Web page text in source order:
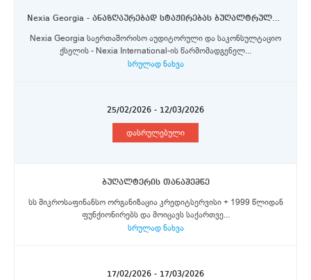
Nexia Georgia - ანაზღაურებად სტაჟირებას ბუღალტრული აღრიცხვისა და რეპორტინგის დეპარტამენტში
Nexia Georgia საერთაშორისო აუდიტორული და საკონსულტაციო
ქსელის - Nexia International-ის წარმომადგენელ...
სრულად ნახვა
25/02/2026 - 12/03/2026
დასრულებული
ბუღალტერის თანაშემწე
სს მიკროსაფინანსო ორგანიზაცია კრედიტსერვისი + 1999 წლიდან
ფუნქიონირებს და მოიცავს საქართვე...
სრულად ნახვა
17/02/2026 - 17/03/2026